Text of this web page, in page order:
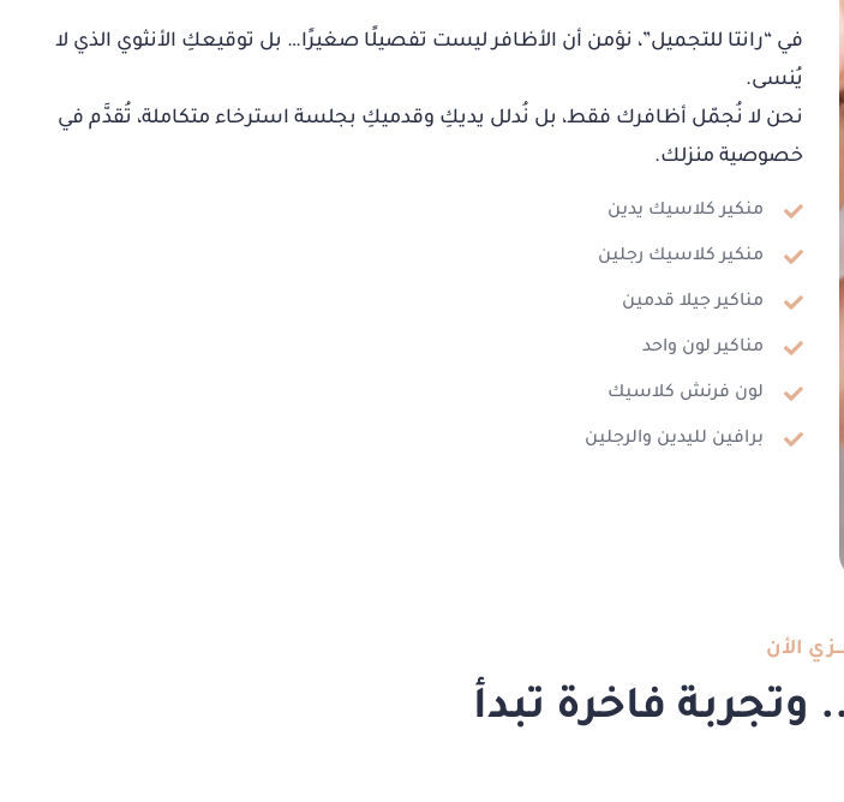
في “رانتا للتجميل”، نؤمن أن الأظافر ليست تفصيلًا صغيرًا… بل توقيعكِ الأنثوي الذي لا
يُنسى.
نحن لا نُجمّل أظافرك فقط، بل نُدلل يديكِ وقدميكِ بجلسة استرخاء متكاملة، تُقدَّم في
خصوصية منزلك.
منكير كلاسيك يدين
منكير كلاسيك رجلين
مناكير جيلا قدمين
مناكير لون واحد
لون فرنش كلاسيك
برافين لليدين والرجلين
الأن
فاخرة تبدأ